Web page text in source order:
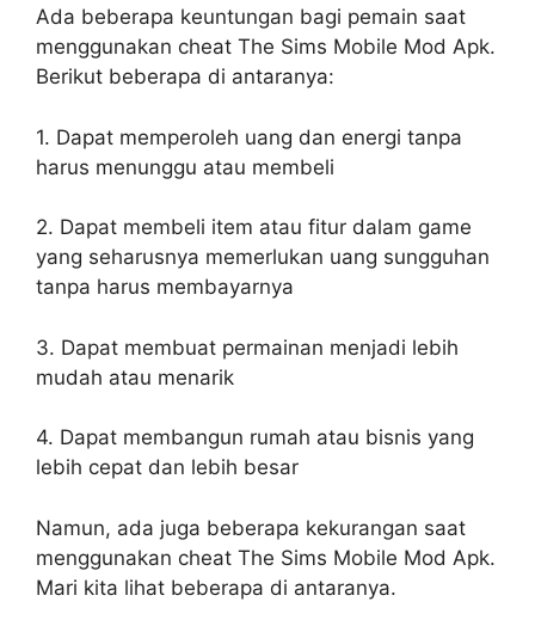
Ada beberapa keuntungan bagi pemain saat
menggunakan cheat The Sims Mobile Mod Apk.
Berikut beberapa di antaranya:
1. Dapat memperoleh uang dan energi tanpa
harus menunggu atau membeli
2. Dapat membeli item atau fitur dalam game
yang seharusnya memerlukan uang sungguhan
tanpa harus membayarnya
3. Dapat membuat permainan menjadi lebih
mudah atau menarik
4. Dapat membangun rumah atau bisnis yang
lebih cepat dan lebih besar
Namun, ada juga beberapa kekurangan saat
menggunakan cheat The Sims Mobile Mod Apk.
Mari kita lihat beberapa di antaranya.